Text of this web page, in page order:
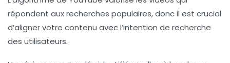
répondent aux recherches populaires, donc il est crucial
d’aligner votre contenu avec l’intention de recherche
des utilisateurs.